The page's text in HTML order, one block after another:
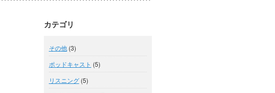
カテゴリ
その他(3)
ポッドキャスト (5)
リスニング(5)